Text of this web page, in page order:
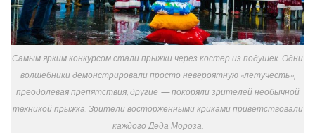
Самым ярким конкурсом стали прыжки через костер из подушек. Одни
волшебники демонстрировали просто невероятную «летучесть»,
преодолевая препятствия, другие — покоряли зрителей необычной
техникой прыжка. Зрители восторженными криками приветствовали
каждого Деда Мороза.